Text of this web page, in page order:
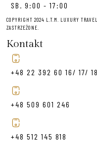
SB. 9:00 - 17:00
COPYRIGHT 2024 L.T.M. LUXURY
ZASTRZEŻONE.
Kontakt
+48 22 392 60 16/ 17/
+48 509 601 246
+48 512 145 818